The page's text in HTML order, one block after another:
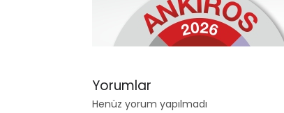
Yorumlar
Henüz yorum yapılmadı